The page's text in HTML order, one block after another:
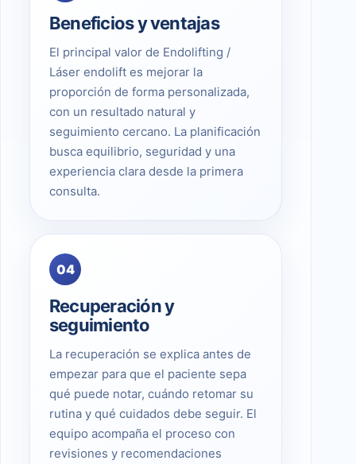
Beneficios y ventajas
El principal valor de Endolifting /
Láser endolift es mejorar la
proporción de forma personalizada,
con un resultado natural y
seguimiento cercano. La planificación
busca equilibrio, seguridad y una
experiencia clara desde la primera
consulta.
04
Recuperación y
seguimiento
La recuperación se explica antes de
empezar para que el paciente sepa
qué puede notar, cuándo retomar su
rutina y qué cuidados debe seguir. El
equipo acompaña el proceso con
revisiones y recomendaciones